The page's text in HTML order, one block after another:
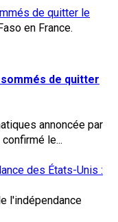
de quitter le
de quitter
annoncée par
le...
des États-Unis :